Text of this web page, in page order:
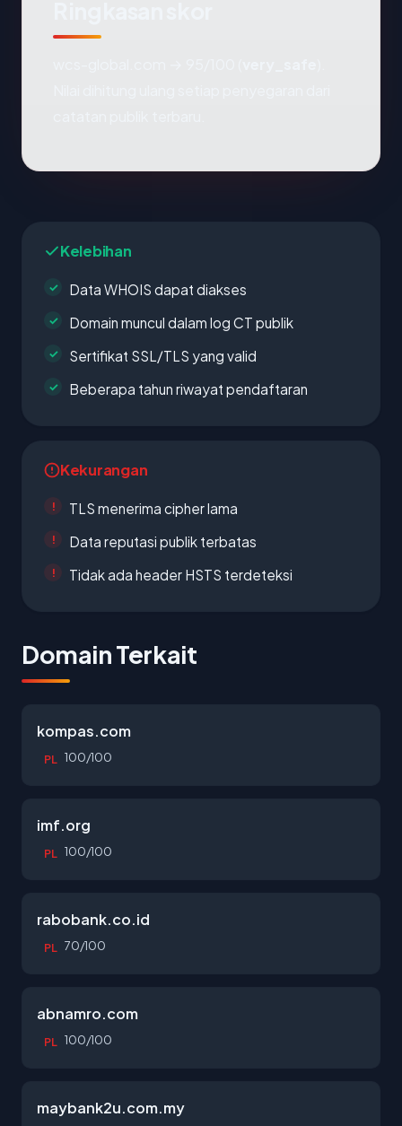
Kelebihan
Data WHOIS dapat diakses
Domain muncul dalam log CT publik
Sertifikat SSL/TLS yang valid
Beberapa tahun riwayat pendaftaran
Kekurangan
TLS menerima cipher lama
Data reputasi publik terbatas
Tidak ada header HSTS terdeteksi
Domain Terkait
kompas.com
PL 100/100
imf.org
PL 100/100
rabobank.co.id
PL 70/100
abnamro.com
PL 100/100
maybank2u.com.my